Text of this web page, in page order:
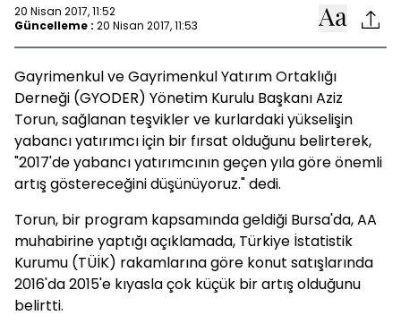
20 Nisan 2017, 11:52
Güncelleme : 20 Nisan 2017, 11:53
Gayrimenkul ve Gayrimenkul Yatırım Ortaklığı
Derneği (GYODER) Yönetim Kurulu Başkanı Aziz
Torun, sağlanan teşvikler ve kurlardaki yükselişin
yabancı yatırımcı için bir fırsat olduğunu belirterek,
"2017'de yabancı yatırımcının geçen yıla göre önemli
artış göstereceğini düşünüyoruz." dedi.
Torun, bir program kapsamında geldiği Bursa'da, AA
muhabirine yaptığı açıklamada, Türkiye İstatistik
Kurumu (TÜİK) rakamlarına göre konut satışlarında
2016'da 2015'e kıyasla çok küçük bir artış olduğunu
belirtti.